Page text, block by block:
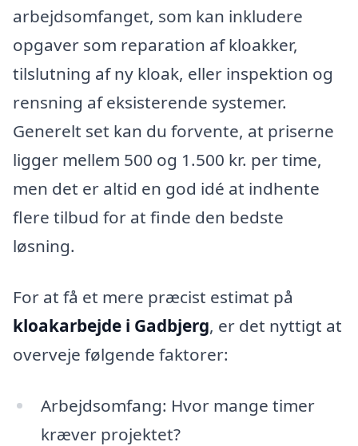
arbejdsomfanget, som kan inkludere
opgaver som reparation af kloakker,
tilslutning af ny kloak, eller inspektion og
rensning af eksisterende systemer.
Generelt set kan du forvente, at priserne
ligger mellem 500 og 1.500 kr. per time,
men det er altid en god idé at indhente
flere tilbud for at finde den bedste
løsning.
For at få et mere præcist estimat på
kloakarbejde i Gadbjerg, er det nyttigt at
overveje følgende faktorer:
Arbejdsomfang: Hvor mange timer
kræver projektet?